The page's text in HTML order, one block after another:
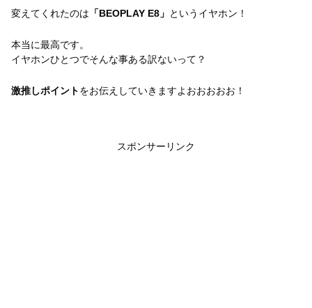
変えてくれたのは 「BEOPLAY E8」 というイヤホン！
本当に最高です。
イヤホンひとつでそんな事ある訳ないって？
激推しポイントをお伝えしていきますよおおおおお！
スポンサーリンク